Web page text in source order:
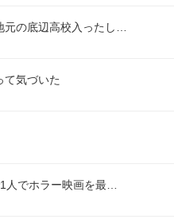
の底辺高校入ったし…
て気づいた
人でホラー映画を最…